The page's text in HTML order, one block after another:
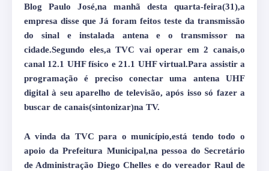
Blog Paulo José,na manhã desta quarta-feira(31),a
empresa disse que Já foram feitos teste da transmissão
do sinal e instalada antena e o transmissor na
cidade.Segundo eles,a TVC vai operar em 2 canais,o
canal 12.1 UHF físico e 21.1 UHF virtual.Para assistir a
programação é preciso conectar uma antena UHF
digital à seu aparelho de televisão, após isso só fazer a
buscar de canais(sintonizar)na TV.
A vinda da TVC para o município,está tendo todo o
apoio da Prefeitura Municipal,na pessoa do Secretário
de Administração Diego Chelles e do vereador Raul de